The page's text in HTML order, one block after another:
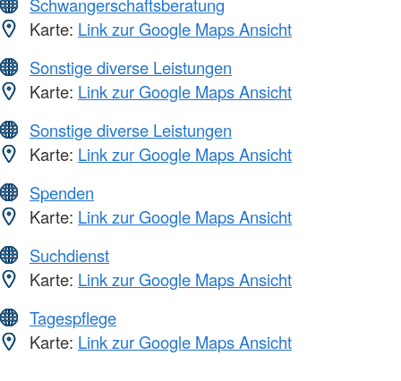
Schwangerschaftsberatung
Karte: Link zur Google Maps Ansicht
Sonstige diverse Leistungen
Karte: Link zur Google Maps Ansicht
Sonstige diverse Leistungen
Karte: Link zur Google Maps Ansicht
Spenden
Karte: Link zur Google Maps Ansicht
Suchdienst
Karte: Link zur Google Maps Ansicht
Tagespflege
Karte: Link zur Google Maps Ansicht